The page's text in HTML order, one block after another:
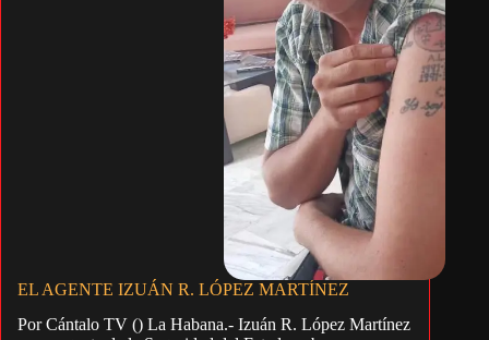
EL AGENTE IZUÁN R. LÓPEZ MARTÍNEZ
Por Cántalo TV () La Habana.- Izuán R. López Martínez